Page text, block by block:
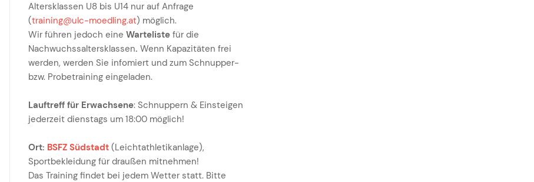
Altersklassen U8 bis U14 nur auf Anfrage
(training@ulc-moedling.at) möglich.
Wir führen jedoch eine Warteliste für die
Nachwuchssaltersklassen. Wenn Kapazitäten frei
werden, werden Sie infomiert und zum Schnupper-
bzw. Probetraining eingeladen.
Lauftreff für Erwachsene: Schnuppern & Einsteigen
jederzeit dienstags um 18:00 möglich!
Ort: BSFZ Südstadt (Leichtathletikanlage),
Sportbekleidung für draußen mitnehmen!
Das Training findet bei jedem Wetter statt. Bitte